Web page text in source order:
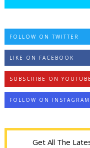
FOLLOW ON TWITTER
LIKE ON FACEBOOK
SUBSCRIBE ON YOUTUBE
FOLLOW ON INSTAGRAM
Get All The